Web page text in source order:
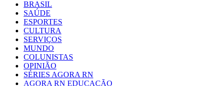
BRASIL
SAÚDE
ESPORTES
CULTURA
SERVIÇOS
MUNDO
COLUNISTAS
OPINIÃO
SÉRIES AGORA RN
AGORA RN EDUCAÇÃO